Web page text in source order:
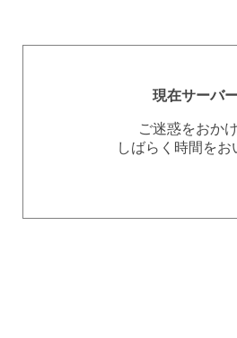
現在サーバ
ご迷惑をおか
しばらく時間を